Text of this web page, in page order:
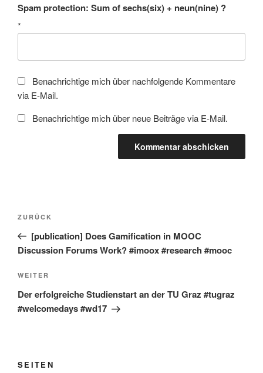
Spam protection: Sum of sechs(six) + neun(nine) ?
*
Benachrichtige mich über nachfolgende Kommentare
via E-Mail.
Benachrichtige mich über neue Beiträge via E-Mail.
Beitragsnavigation
Vorheriger
Beitrag
ZURÜCK
[publication] Does Gamification in MOOC
Discussion Forums Work? #imoox #research #mooc
Nächster
Beitrag
WEITER
Der erfolgreiche Studienstart an der TU Graz #tugraz
#welcomedays #wd17
SEITEN